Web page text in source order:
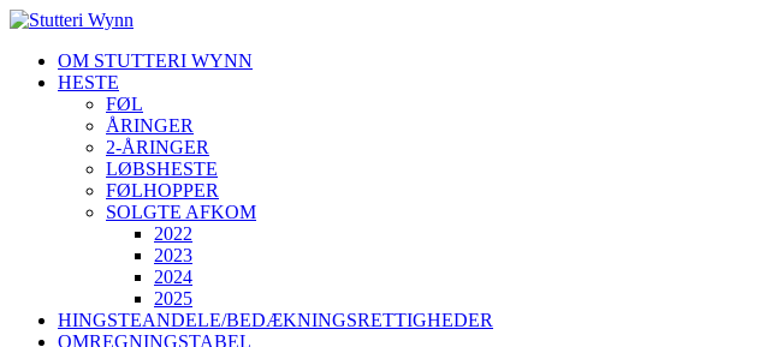
OM STUTTERI WYNN
HESTE
FØL
ÅRINGER
2-ÅRINGER
LØBSHESTE
FØLHOPPER
SOLGTE AFKOM
2022
2023
2024
2025
HINGSTEANDELE/BEDÆKNINGSRETTIGHEDER
OMREGNINGSTABEL